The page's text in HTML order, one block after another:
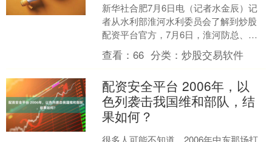
新华社合肥7月6日电（记者水金辰）记
者从水利部淮河水利委员会了解到炒股
配资平台官方，7月6日，淮河防总、淮
委启动防汛四级应急响应和洪水防御Ⅳ级
应急响应。 据了解....
查看：66 分类：炒股交易软件
配资安全平台 2006年，以
色列袭击我国维和部队，结
果如何？
很多人可能不知道，2006年中东那场打